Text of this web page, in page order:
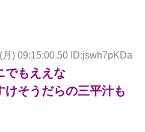
月) 09:15:00.50 ID:jswh7pKDa
でもええな
けそうだらの三平汁も